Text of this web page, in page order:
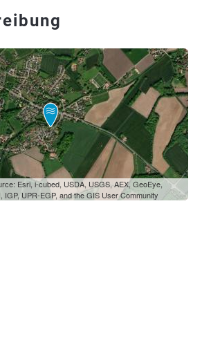
Esri, i-cubed, USDA, USGS, AEX, GeoEye,
IGP, UPR-EGP, and the GIS User Community